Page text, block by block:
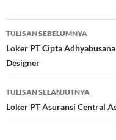
Navigasi
Tulisan
TULISAN SEBELUMNYA
Loker PT Cipta
Designer
TULISAN SELANJUTNYA
Loker PT Asuransi Central